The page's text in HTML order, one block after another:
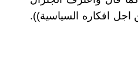
افكاره السياسية)).